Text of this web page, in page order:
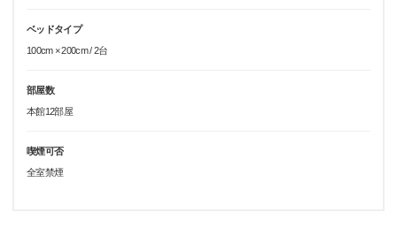
ベッドタイプ
100cm × 200cm / 2台
部屋数
本館12部屋
喫煙可否
全室禁煙